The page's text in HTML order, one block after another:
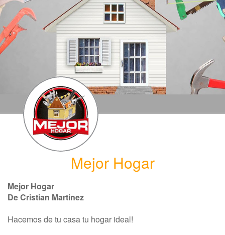
Mejor Hogar
Mejor Hogar
De Cristian Martinez
Hacemos de tu casa tu hogar ideal!